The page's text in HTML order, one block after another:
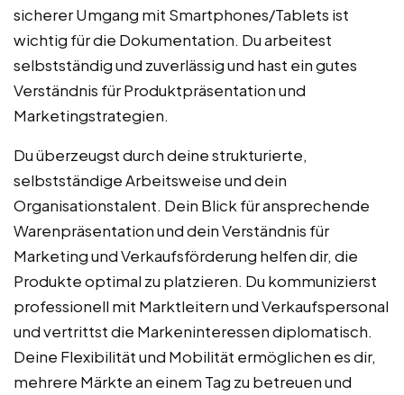
sicherer Umgang mit Smartphones/Tablets ist
wichtig für die Dokumentation. Du arbeitest
selbstständig und zuverlässig und hast ein gutes
Verständnis für Produktpräsentation und
Marketingstrategien.
Du überzeugst durch deine strukturierte,
selbstständige Arbeitsweise und dein
Organisationstalent. Dein Blick für ansprechende
Warenpräsentation und dein Verständnis für
Marketing und Verkaufsförderung helfen dir, die
Produkte optimal zu platzieren. Du kommunizierst
professionell mit Marktleitern und Verkaufspersonal
und vertrittst die Markeninteressen diplomatisch.
Deine Flexibilität und Mobilität ermöglichen es dir,
mehrere Märkte an einem Tag zu betreuen und